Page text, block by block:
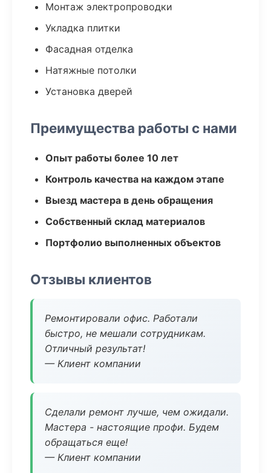
Монтаж электропроводки
Укладка плитки
Фасадная отделка
Натяжные потолки
Установка дверей
Преимущества работы с нами
Опыт работы более 10 лет
Контроль качества на каждом этапе
Выезд мастера в день обращения
Собственный склад материалов
Портфолио выполненных объектов
Отзывы клиентов
Ремонтировали офис. Работали
быстро, не мешали сотрудникам.
Отличный результат!
— Клиент компании
Сделали ремонт лучше, чем ожидали.
Мастера - настоящие профи. Будем
обращаться еще!
— Клиент компании